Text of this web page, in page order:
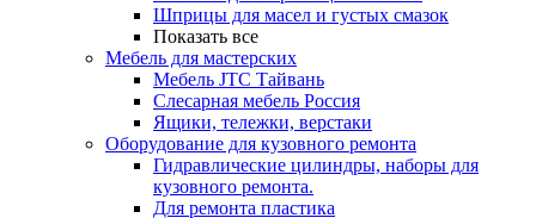
Шприцы для масел и густых смазок
Показать все
Мебель для мастерских
Мебель JTC Тайвань
Слесарная мебель Россия
Ящики, тележки, верстаки
Оборудование для кузовного ремонта
Гидравлические цилиндры, наборы для
кузовного ремонта.
Для ремонта пластика